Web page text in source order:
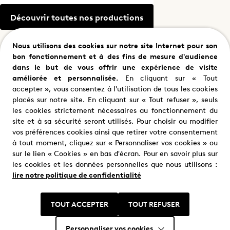
Studio
Découvrir toutes nos productions
Documentaire
Ce qui nous tient debout
Documentaire
Le Télégramme
Documentaire
Nous utilisons des cookies sur notre site Internet pour son
bon fonctionnement et à des fins de mesure d'audience
dans le but de vous offrir une expérience de visite
améliorée et personnalisée.En cliquant sur « Tout
accepter », vous consentez à l'utilisation de tous les cookies
placés sur notre site. En cliquant sur « Tout refuser », seuls
les cookies strictement nécessaires au fonctionnement du
site et à sa sécurité seront utilisés. Pour choisir ou modifier
vos préférences cookies ainsi que retirer votre consentement
à tout moment, cliquez sur « Personnaliser vos cookies » ou
sur le lien « Cookies » en bas d'écran. Pour en savoir plus sur
les cookies et les données personnelles que nous utilisons :
lire notre politique de confidentialité
TOUT ACCEPTER TOUT REFUSER
Personnaliser vos cookies